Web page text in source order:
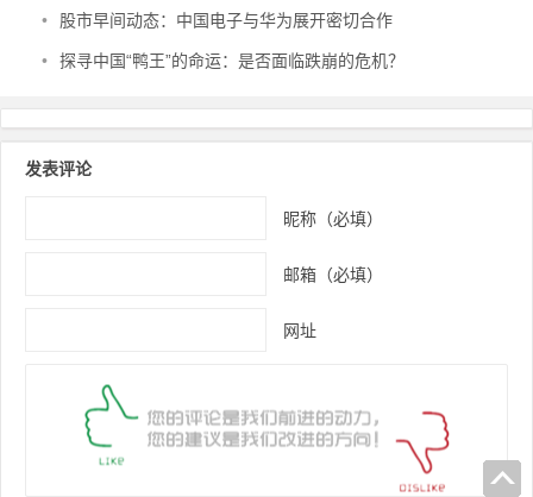
• 股市早间动态：中国电子与华为展开密切合作
• 探寻中国“鸭王”的命运：是否面临跌崩的危机？
发表评论
昵称（必填）
邮箱（必填）
网址